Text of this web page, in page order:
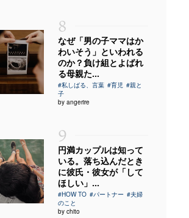
8
なぜ「男の子ママはか
わいそう」といわれる
のか？負け組とよばれ
る母親た...
#私しばる、言葉 #育児 #親と
子
by angerire
9
円満カップルは知って
いる。落ち込んだとき
に彼氏・彼女が「して
ほしい」...
#HOW TO #パートナー #夫婦
のこと
by chito